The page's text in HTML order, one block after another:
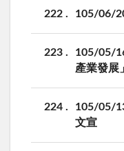
222 105/06/
223
105/05/
產業發展
224
105/05/
文宣